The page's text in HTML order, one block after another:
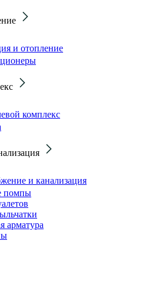
и отопление
комплекс
и канализация
помпы
арматура